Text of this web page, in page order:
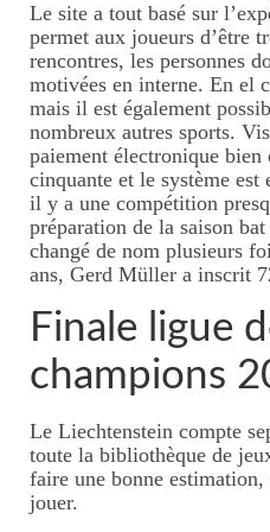
Le site a tout basé sur
permet aux joueurs d’être
rencontres, les personnes
motivées en interne. En el
mais il est également
nombreux autres sports.
paiement électronique bien
cinquante et le système
il y a une compétition
préparation de la saison
changé de nom plusieurs
ans, Gerd Müller a inscrit
Finale ligue
champions
Le Liechtenstein compte
toute la bibliothèque de
faire une bonne
jouer.